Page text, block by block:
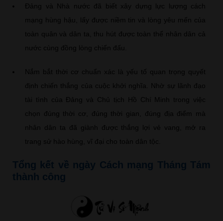
Đảng và Nhà nước đã biết xây dựng lực lượng cách
mạng hùng hậu, lấy được niềm tin và lòng yêu mến của
toàn quân và dân ta, thu hút được toàn thể nhân dân cả
nước cùng đồng lòng chiến đấu.
Nắm bắt thời cơ chuẩn xác là yếu tố quan trọng quyết
định chiến thắng của cuộc khởi nghĩa. Nhờ sự lãnh đạo
tài tình của Đảng và Chủ tịch Hồ Chí Minh trong việc
chọn đúng thời cơ, đúng thời gian, đúng địa điểm mà
nhân dân ta đã giành được thắng lợi vẻ vang, mở ra
trang sử hào hùng, vĩ đại cho toàn dân tộc.
Tổng kết về ngày Cách mạng Tháng Tám
thành công